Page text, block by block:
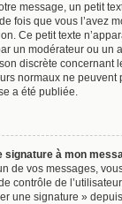
message, un petit
fois que vous l’avez
Ce petit texte
un modérateur ou un
discrète concernant
normaux ne peuvent
a été publiée.
signature à mon
de vos messages,
contrôle de
une signature »